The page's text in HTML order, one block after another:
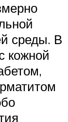
среды. В
кожной